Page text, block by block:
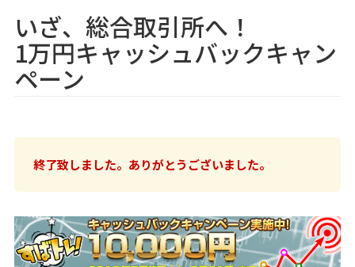
いざ、総合取引所へ！
1万円キャッシュバックキャン
ペーン
終了致しました。ありがとうございました。